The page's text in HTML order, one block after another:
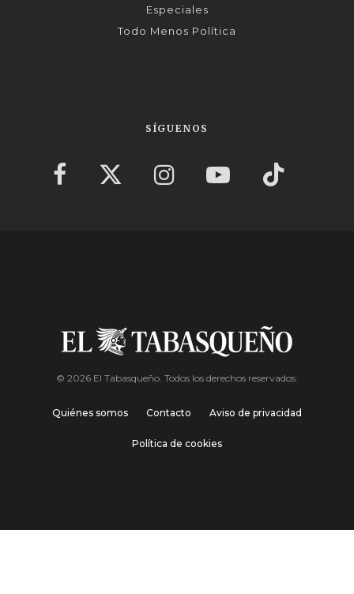
Especiales
Todo Menos Política
SÍGUENOS
© 2026 El Tabasqueño. Todos los derechos reservados.
Quiénes somos Contacto Aviso de privacidad
Política de cookies